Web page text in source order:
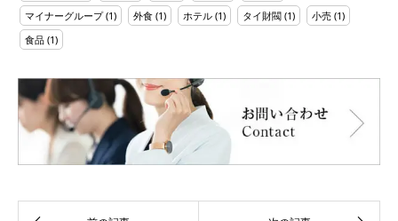
マイナーグループ(1) 外食 (1) ホテル (1) タイ財閥 (1) 小売 (1)
食品 (1)